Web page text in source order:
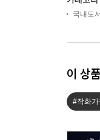
국내도서
이 상
#작화